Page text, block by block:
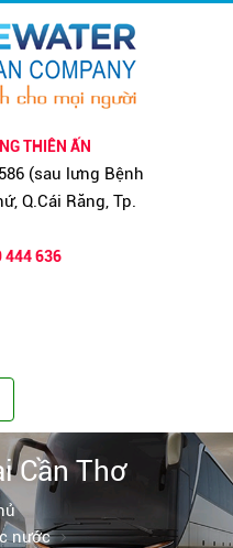
THIÊN ẤN
(sau lưng Bệnh
Q.Cái Răng, Tp.
444 636
Cần Thơ
nước